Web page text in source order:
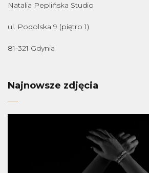
Natalia Peplińska Studio
ul. Podolska 9 (piętro 1)
81-321 Gdynia
Najnowsze zdjęcia